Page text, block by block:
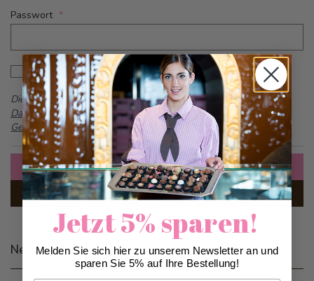
Passwort
Passwort anzeigen
Dieses Formular ist durch reCAPTCHA geschützt -Google
Datenschutzbestimmungenund
Allgemeine
Geschäftsbedingungen
Anmelden
Passwort vergessen?
Neue Kunden
Jetzt 5% sparen!
Melden Sie sich hier zu unserem Newsletter an und
sparen Sie 5% auf Ihre Bestellung!